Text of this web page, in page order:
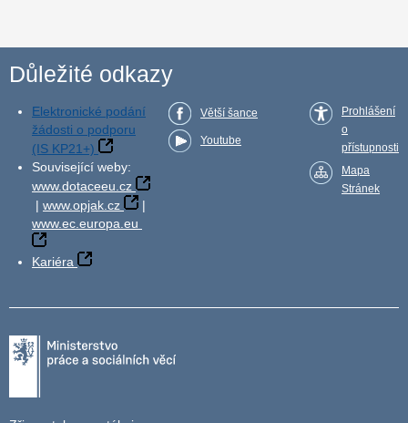
Důležité odkazy
Elektronické podání
žádosti o podporu
(IS KP21+)
Související weby:
www.dotaceeu.cz
| www.opjak.cz
|
www.ec.europa.eu
Kariéra
Větší šance
Youtube
Prohlášení
o
přístupnosti
Mapa
Stránek